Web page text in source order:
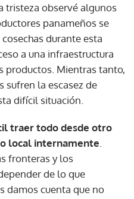
tristeza observé algunos
panameños se
durante esta
a una infraestructura
productos. Mientras tanto,
sufren la escasez de
difícil situación.
traer todo desde otro
local internamente
fronteras y los
de lo que
damos cuenta que no